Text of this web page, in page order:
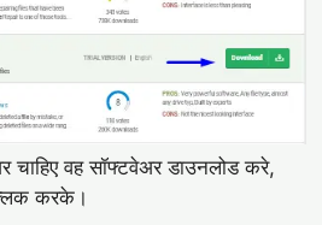
वह सॉफ्टवेअर डाउनलोड करे,
करके।